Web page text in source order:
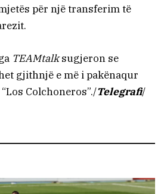
për një transferim të
TEAMtalksugjeron se
gjithnjë e më i pakënaqur
Colchoneros”./Telegrafi/